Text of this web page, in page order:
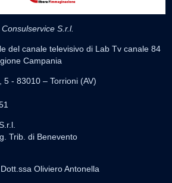
S.r.l.
del canale televisivo di Lab Tv canale 84
Campania
5 - 83010 – Torrioni (AV)
Trib. di Benevento
Oliviero Antonella